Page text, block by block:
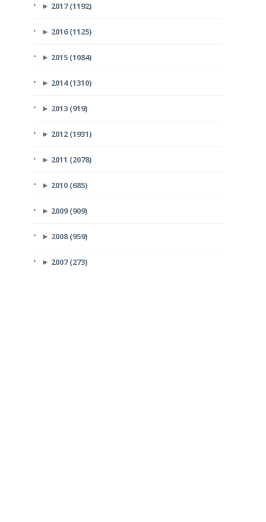
► 2017 (1192)
► 2016 (1125)
► 2015 (1084)
► 2014 (1310)
► 2013 (919)
► 2012 (1931)
► 2011 (2078)
► 2010 (685)
► 2009 (909)
► 2008 (959)
► 2007 (273)